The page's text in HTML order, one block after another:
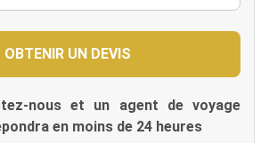
nous et un agent de voyage
en moins de 24 heures